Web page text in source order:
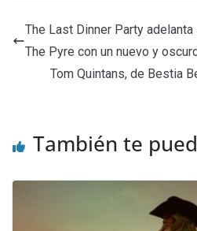
The Last Dinner Party
The Pyre con un nuevo y
Tom Quintans, de Bestia
También te